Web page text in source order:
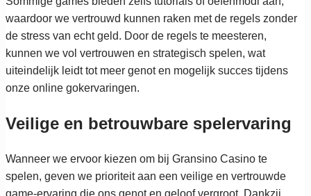
waardoor we vertrouwd kunnen raken met de regels zonder
de stress van echt geld. Door de regels te meesteren,
kunnen we vol vertrouwen en strategisch spelen, wat
uiteindelijk leidt tot meer genot en mogelijk succes tijdens
onze online gokervaringen.
Veilige en betrouwbare spelervaring
Wanneer we ervoor kiezen om bij Gransino Casino te
spelen, geven we prioriteit aan een veilige en vertrouwde